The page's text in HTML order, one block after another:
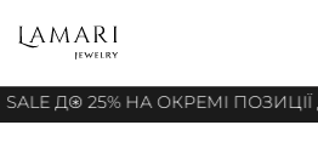
ДО 25% НА ОКРЕМІ ПОЗИЦІЇ